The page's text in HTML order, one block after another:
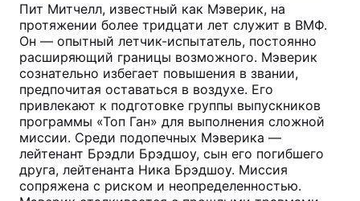
Пит Митчелл, известный как Мэверик, на
протяжении более тридцати лет служит в ВМФ.
Он — опытный летчик-испытатель, постоянно
расширяющий границы возможного. Мэверик
сознательно избегает повышения в звании,
предпочитая оставаться в воздухе. Его
привлекают к подготовке группы выпускников
программы «Топ Ган» для выполнения сложной
миссии. Среди подопечных Мэверика —
лейтенант Брэдли Брэдшоу, сын его погибшего
друга, лейтенанта Ника Брэдшоу. Миссия
сопряжена с риском и неопределенностью.